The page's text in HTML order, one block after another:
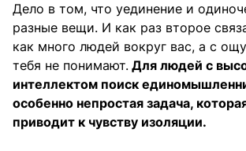
Дело в том, что уединение и
разные вещи. И как раз второе
как много людей вокруг вас, а с
тебя не понимают. Для людей с
интеллектом поиск
особенно непростая задача,
приводит к чувству изоляции.